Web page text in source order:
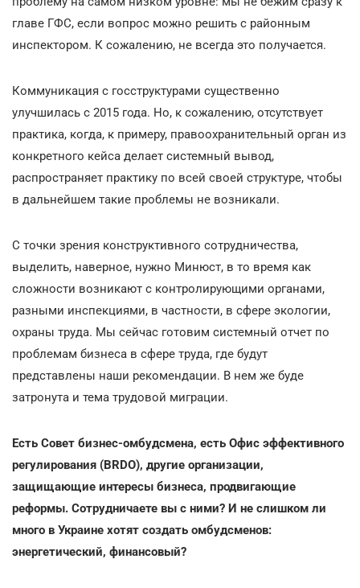
главе ГФС, если вопрос можно решить с районным
инспектором. К сожалению, не всегда это получается.
Коммуникация с госструктурами существенно
улучшилась с 2015 года. Но, к сожалению, отсутствует
практика, когда, к примеру, правоохранительный орган из
конкретного кейса делает системный вывод,
распространяет практику по всей своей структуре, чтобы
в дальнейшем такие проблемы не возникали.
С точки зрения конструктивного сотрудничества,
выделить, наверное, нужно Минюст, в то время как
сложности возникают с контролирующими органами,
разными инспекциями, в частности, в сфере экологии,
охраны труда. Мы сейчас готовим системный отчет по
проблемам бизнеса в сфере труда, где будут
представлены наши рекомендации. В нем же буде
затронута и тема трудовой миграции.
Есть Совет бизнес-омбудсмена, есть Офис эффективного
регулирования (BRDO), другие организации,
защищающие интересы бизнеса, продвигающие
реформы. Сотрудничаете вы с ними? И не слишком ли
много в Украине хотят создать омбудсменов:
энергетический, финансовый?